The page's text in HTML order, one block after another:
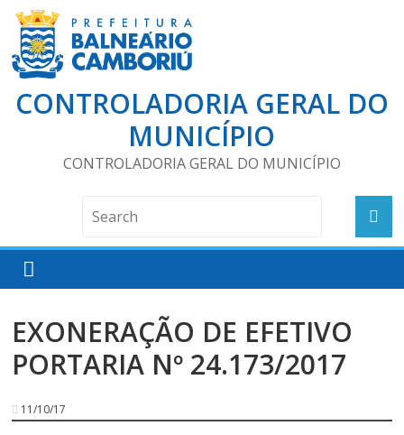
CONTROLADORIA GERAL DO
MUNICÍPIO
CONTROLADORIA GERAL DO MUNICÍPIO
EXONERAÇÃO DE EFETIVO
PORTARIA Nº 24.173/2017
11/10/17